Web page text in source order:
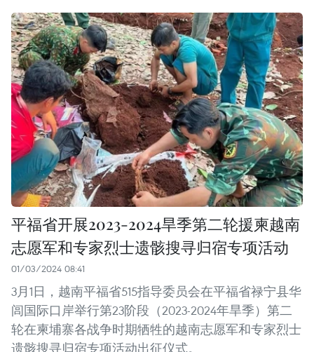
平福省开展2023-2024旱季第二轮援柬越南
志愿军和专家烈士遗骸搜寻归宿专项活动
01/03/2024 08:41
3月1日，越南平福省515指导委员会在平福省禄宁县华
闾国际口岸举行第23阶段（2023-2024年旱季）第二
轮在柬埔寨各战争时期牺牲的越南志愿军和专家烈士
遗骸搜寻归宿专项活动出征仪式。